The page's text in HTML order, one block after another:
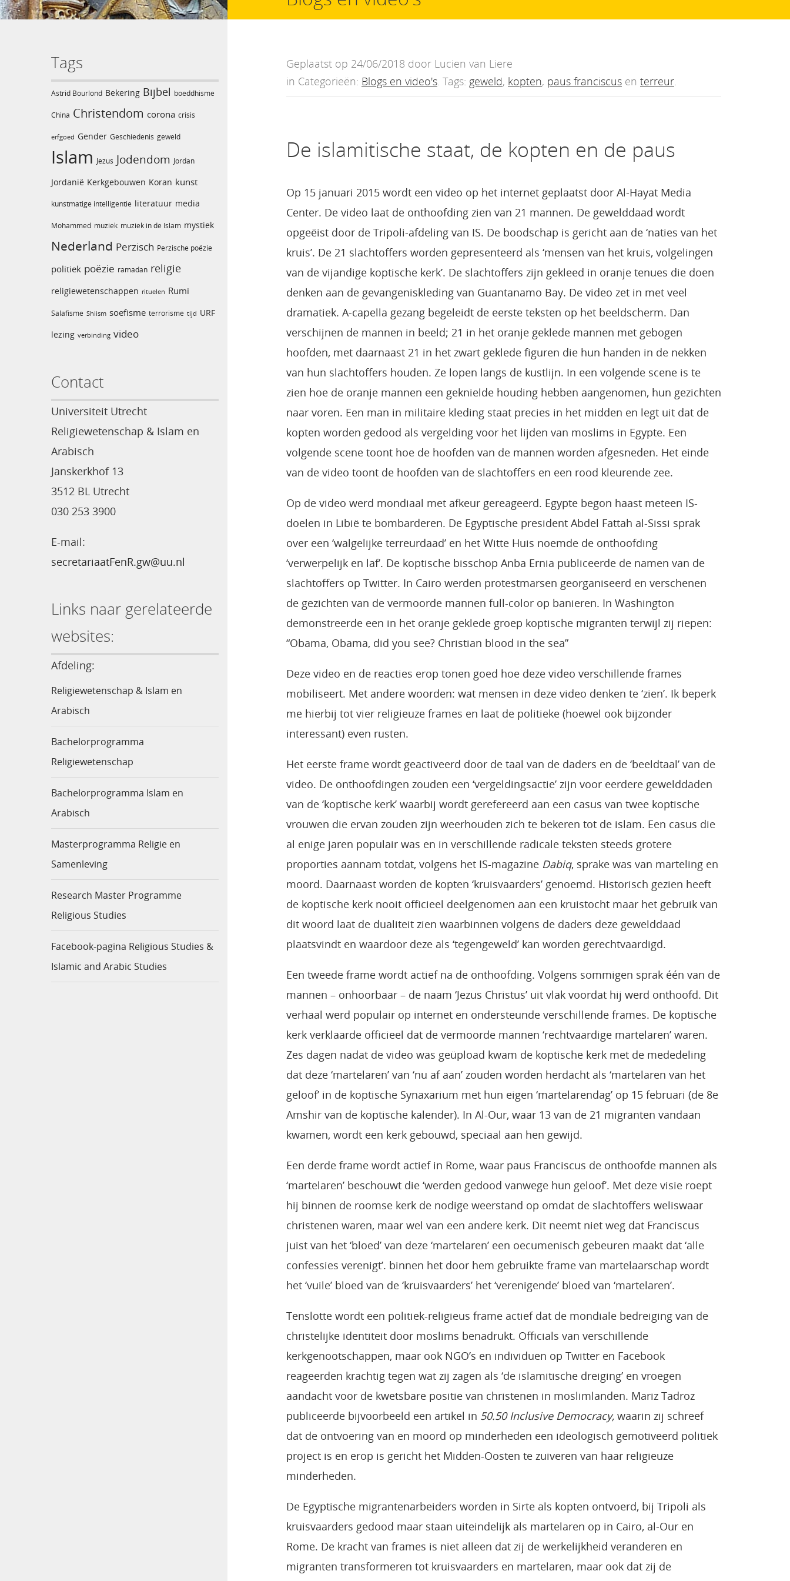
Tags
Astrid Bourlond Bekering Bijbel boeddhisme
China Christendom corona crisis
erfgoed Gender Geschiedenis geweld
Islam Jezus Jodendom Jordan
Jordanië Kerkgebouwen Koran kunst
kunstmatige intelligentie literatuur media
Mohammed muziek muziek in de Islam mystiek
Nederland Perzisch Perzische poëzie
politiek poëzie ramadan religie
religiewetenschappen rituelen Rumi
Salafisme Shiism soefisme terrorisme tijd URF
lezing verbinding video
Contact
Universiteit Utrecht
Religiewetenschap & Islam en
Arabisch
Janskerkhof 13
3512 BL Utrecht
030 253 3900
E-mail:
secretariaatFenR.gw@uu.nl
Links naar gerelateerde
websites:
Afdeling:
Religiewetenschap & Islam en
Arabisch
Bachelorprogramma
Religiewetenschap
Bachelorprogramma Islam en
Arabisch
Masterprogramma Religie en
Samenleving
Research Master Programme
Religious Studies
Facebook-pagina Religious Studies &
Islamic and Arabic Studies
Geplaatst op 24/06/2018 door Lucien van Liere
in Categorieën: Blogs en video's . Tags: geweld, kopten, paus franciscus en terreur
De islamitische staat, de kopten en de paus
Op 15 januari 2015 wordt een video op het internet geplaatst door Al-Hayat Media
Center. De video laat de onthoofding zien van 21 mannen. De gewelddaad wordt
opgeëist door de Tripoli-afdeling van IS. De boodschap is gericht aan de ‘naties van het
kruis’. De 21 slachtoffers worden gepresenteerd als ‘mensen van het kruis, volgelingen
van de vijandige koptische kerk’. De slachtoffers zijn gekleed in oranje tenues die doen
denken aan de gevangeniskleding van Guantanamo Bay. De video zet in met veel
dramatiek. A-capella gezang begeleidt de eerste teksten op het beeldscherm. Dan
verschijnen de mannen in beeld; 21 in het oranje geklede mannen met gebogen
hoofden, met daarnaast 21 in het zwart geklede figuren die hun handen in de nekken
van hun slachtoffers houden. Ze lopen langs de kustlijn. In een volgende scene is te
zien hoe de oranje mannen een geknielde houding hebben aangenomen, hun gezichten
naar voren. Een man in militaire kleding staat precies in het midden en legt uit dat de
kopten worden gedood als vergelding voor het lijden van moslims in Egypte. Een
volgende scene toont hoe de hoofden van de mannen worden afgesneden. Het einde
van de video toont de hoofden van de slachtoffers en een rood kleurende zee.
Op de video werd mondiaal met afkeur gereageerd. Egypte begon haast meteen IS-
doelen in Libië te bombarderen. De Egyptische president Abdel Fattah al-Sissi sprak
over een ‘walgelijke terreurdaad’ en het Witte Huis noemde de onthoofding
‘verwerpelijk en laf’. De koptische bisschop Anba Ernia publiceerde de namen van de
slachtoffers op Twitter. In Cairo werden protestmarsen georganiseerd en verschenen
de gezichten van de vermoorde mannen full-color op banieren. In Washington
demonstreerde een in het oranje geklede groep koptische migranten terwijl zij riepen:
“Obama, Obama, did you see? Christian blood in the sea”
Deze video en de reacties erop tonen goed hoe deze video verschillende frames
mobiliseert. Met andere woorden: wat mensen in deze video denken te ‘zien’. Ik beperk
me hierbij tot vier religieuze frames en laat de politieke (hoewel ook bijzonder
interessant) even rusten.
Het eerste frame wordt geactiveerd door de taal van de daders en de ‘beeldtaal’ van de
video. De onthoofdingen zouden een ‘vergeldingsactie’ zijn voor eerdere gewelddaden
van de ‘koptische kerk’ waarbij wordt gerefereerd aan een casus van twee koptische
vrouwen die ervan zouden zijn weerhouden zich te bekeren tot de islam. Een casus die
al enige jaren populair was en in verschillende radicale teksten steeds grotere
proporties aannam totdat, volgens het IS-magazine Dabiq, sprake was van marteling en
moord. Daarnaast worden de kopten ‘kruisvaarders’ genoemd. Historisch gezien heeft
de koptische kerk nooit officieel deelgenomen aan een kruistocht maar het gebruik van
dit woord laat de dualiteit zien waarbinnen volgens de daders deze gewelddaad
plaatsvindt en waardoor deze als ‘tegengeweld’ kan worden gerechtvaardigd.
Een tweede frame wordt actief na de onthoofding. Volgens sommigen sprak één van de
mannen – onhoorbaar – de naam ‘Jezus Christus’ uit vlak voordat hij werd onthoofd. Dit
verhaal werd populair op internet en ondersteunde verschillende frames. De koptische
kerk verklaarde officieel dat de vermoorde mannen ‘rechtvaardige martelaren’ waren.
Zes dagen nadat de video was geüpload kwam de koptische kerk met de mededeling
dat deze ‘martelaren’ van ‘nu af aan’ zouden worden herdacht als ‘martelaren van het
geloof’ in de koptische Synaxarium met hun eigen ‘martelarendag’ op 15 februari (de 8e
Amshir van de koptische kalender). In Al-Our, waar 13 van de 21 migranten vandaan
kwamen, wordt een kerk gebouwd, speciaal aan hen gewijd.
Een derde frame wordt actief in Rome, waar paus Franciscus de onthoofde mannen als
‘martelaren’ beschouwt die ‘werden gedood vanwege hun geloof’. Met deze visie roept
hij binnen de roomse kerk de nodige weerstand op omdat de slachtoffers weliswaar
christenen waren, maar wel van een andere kerk. Dit neemt niet weg dat Franciscus
juist van het ‘bloed’ van deze ‘martelaren’ een oecumenisch gebeuren maakt dat ‘alle
confessies verenigt’. binnen het door hem gebruikte frame van martelaarschap wordt
het ‘vuile’ bloed van de ‘kruisvaarders’ het ‘verenigende’ bloed van ‘martelaren’.
Tenslotte wordt een politiek-religieus frame actief dat de mondiale bedreiging van de
christelijke identiteit door moslims benadrukt. Officials van verschillende
kerkgenootschappen, maar ook NGO’s en individuen op Twitter en Facebook
reageerden krachtig tegen wat zij zagen als ‘de islamitische dreiging’ en vroegen
aandacht voor de kwetsbare positie van christenen in moslimlanden. Mariz Tadroz
publiceerde bijvoorbeeld een artikel in 50.50 Inclusive Democracy, waarin zij schreef
dat de ontvoering van en moord op minderheden een ideologisch gemotiveerd politiek
project is en erop is gericht het Midden-Oosten te zuiveren van haar religieuze
minderheden.
De Egyptische migrantenarbeiders worden in Sirte als kopten ontvoerd, bij Tripoli als
kruisvaarders gedood maar staan uiteindelijk als martelaren op in Cairo, al-Our en
Rome. De kracht van frames is niet alleen dat zij de werkelijkheid veranderen en
migranten transformeren tot kruisvaarders en martelaren, maar ook dat zij de